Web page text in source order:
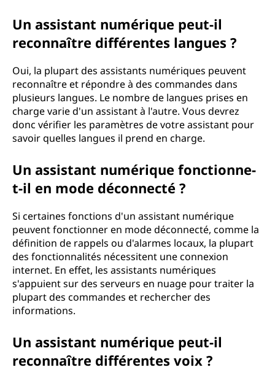
Un assistant numérique peut-il
reconnaître différentes langues ?
Oui, la plupart des assistants numériques peuvent
reconnaître et répondre à des commandes dans
plusieurs langues. Le nombre de langues prises en
charge varie d'un assistant à l'autre. Vous devrez
donc vérifier les paramètres de votre assistant pour
savoir quelles langues il prend en charge.
Un assistant numérique fonctionne-
t-il en mode déconnecté ?
Si certaines fonctions d'un assistant numérique
peuvent fonctionner en mode déconnecté, comme la
définition de rappels ou d'alarmes locaux, la plupart
des fonctionnalités nécessitent une connexion
internet. En effet, les assistants numériques
s'appuient sur des serveurs en nuage pour traiter la
plupart des commandes et rechercher des
informations.
Un assistant numérique peut-il
reconnaître différentes voix ?